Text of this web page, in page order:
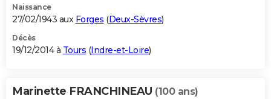
Naissance
27/02/1943 aux Forges (Deux-Sèvres)
Décès
19/12/2014 à Tours (Indre-et-Loire)
Marinette FRANCHINEAU (100 ans)